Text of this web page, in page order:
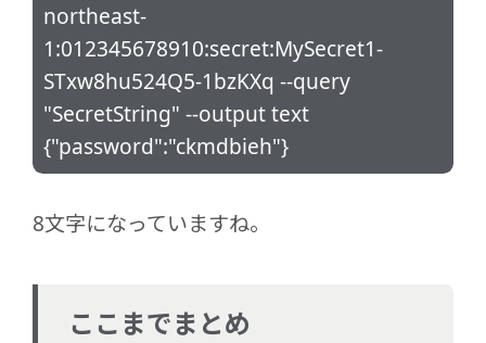
northeast-
1:012345678910:secret:MySecret1-
STxw8hu524Q5-1bzKXq --query
"SecretString" --output text
{"password":"ckmdbieh"}
8文字になっていますね。
ここまでまとめ